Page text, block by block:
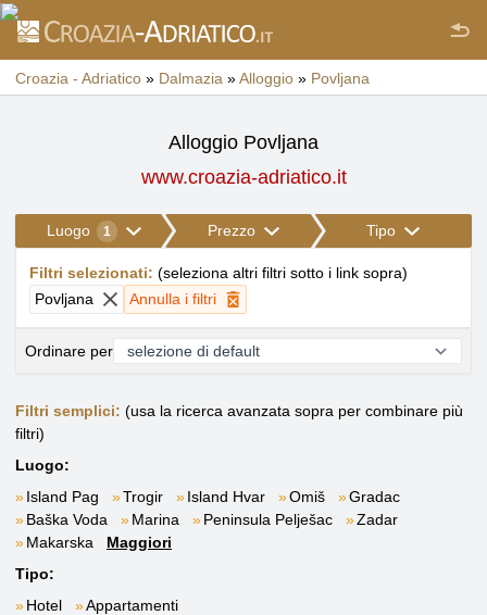
Croazia - Adriatico » Dalmazia »Alloggio » Povljana
Alloggio Povljana
www.croazia-adriatico.it
Luogo 1 Prezzo Tipo
Filtri selezionati: (seleziona altri filtri sotto i link sopra)
Povljana
Annulla i filtri
Ordinare per
Filtri semplici: (usa la ricerca avanzata sopra per combinare più
filtri)
Luogo:
Island Pag
Trogir Island Hvar Omiš
Gradac
Baška Voda
Marina Peninsula Pelješac
Zadar
Makarska
Maggiori
Tipo:
Hotel
Appartamenti